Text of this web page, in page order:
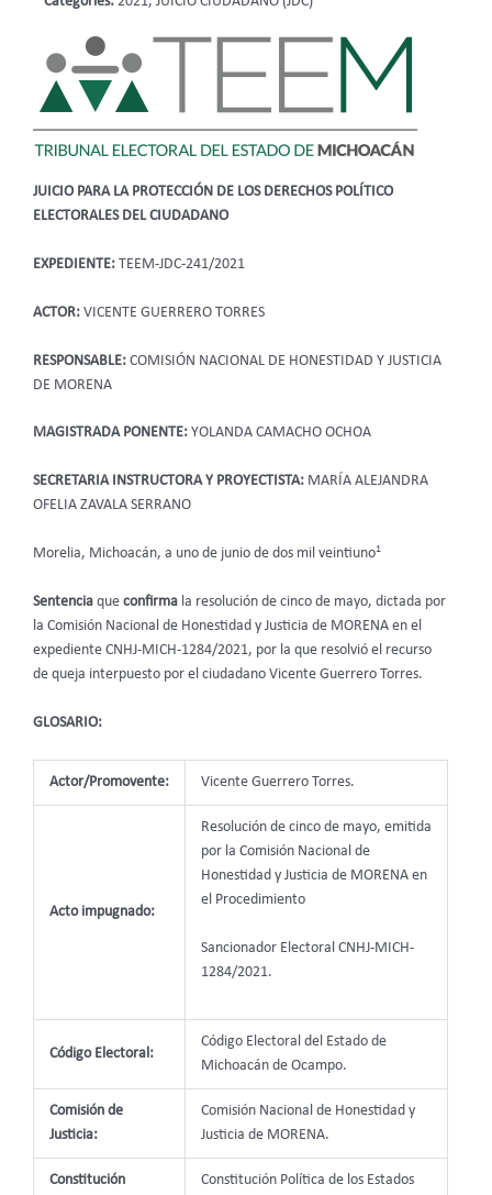
JUICIO PARA LA PROTECCIÓN DE LOS DERECHOS POLÍTICO
ELECTORALES DEL CIUDADANO
EXPEDIENTE: TEEM-JDC-241/2021
ACTOR: VICENTE GUERRERO TORRES
RESPONSABLE: COMISIÓN NACIONAL DE HONESTIDAD Y JUSTICIA
DE MORENA
MAGISTRADA PONENTE: YOLANDA CAMACHO OCHOA
SECRETARIA INSTRUCTORA Y PROYECTISTA: MARÍA ALEJANDRA
OFELIA ZAVALA SERRANO
Morelia, Michoacán, a uno de junio de dos mil veintiuno1
Sentencia que confirma la resolución de cinco de mayo, dictada por
la Comisión Nacional de Honestidad y Justicia de MORENA en el
expediente CNHJ-MICH-1284/2021, por la que resolvió el recurso
de queja interpuesto por el ciudadano Vicente Guerrero Torres.
GLOSARIO:
Actor/Promovente: Vicente Guerrero Torres.
Acto impugnado:
Resolución de cinco de mayo, emitida
por la Comisión Nacional de
Honestidad y Justicia de MORENA en
el Procedimiento
Sancionador Electoral CNHJ-MICH-
1284/2021.
Código Electoral:
Código Electoral del Estado de
Michoacán de Ocampo.
Comisión de
Justicia:
Comisión Nacional de Honestidad y
Justicia de MORENA.
Constitución
Constitución Política de los Estados